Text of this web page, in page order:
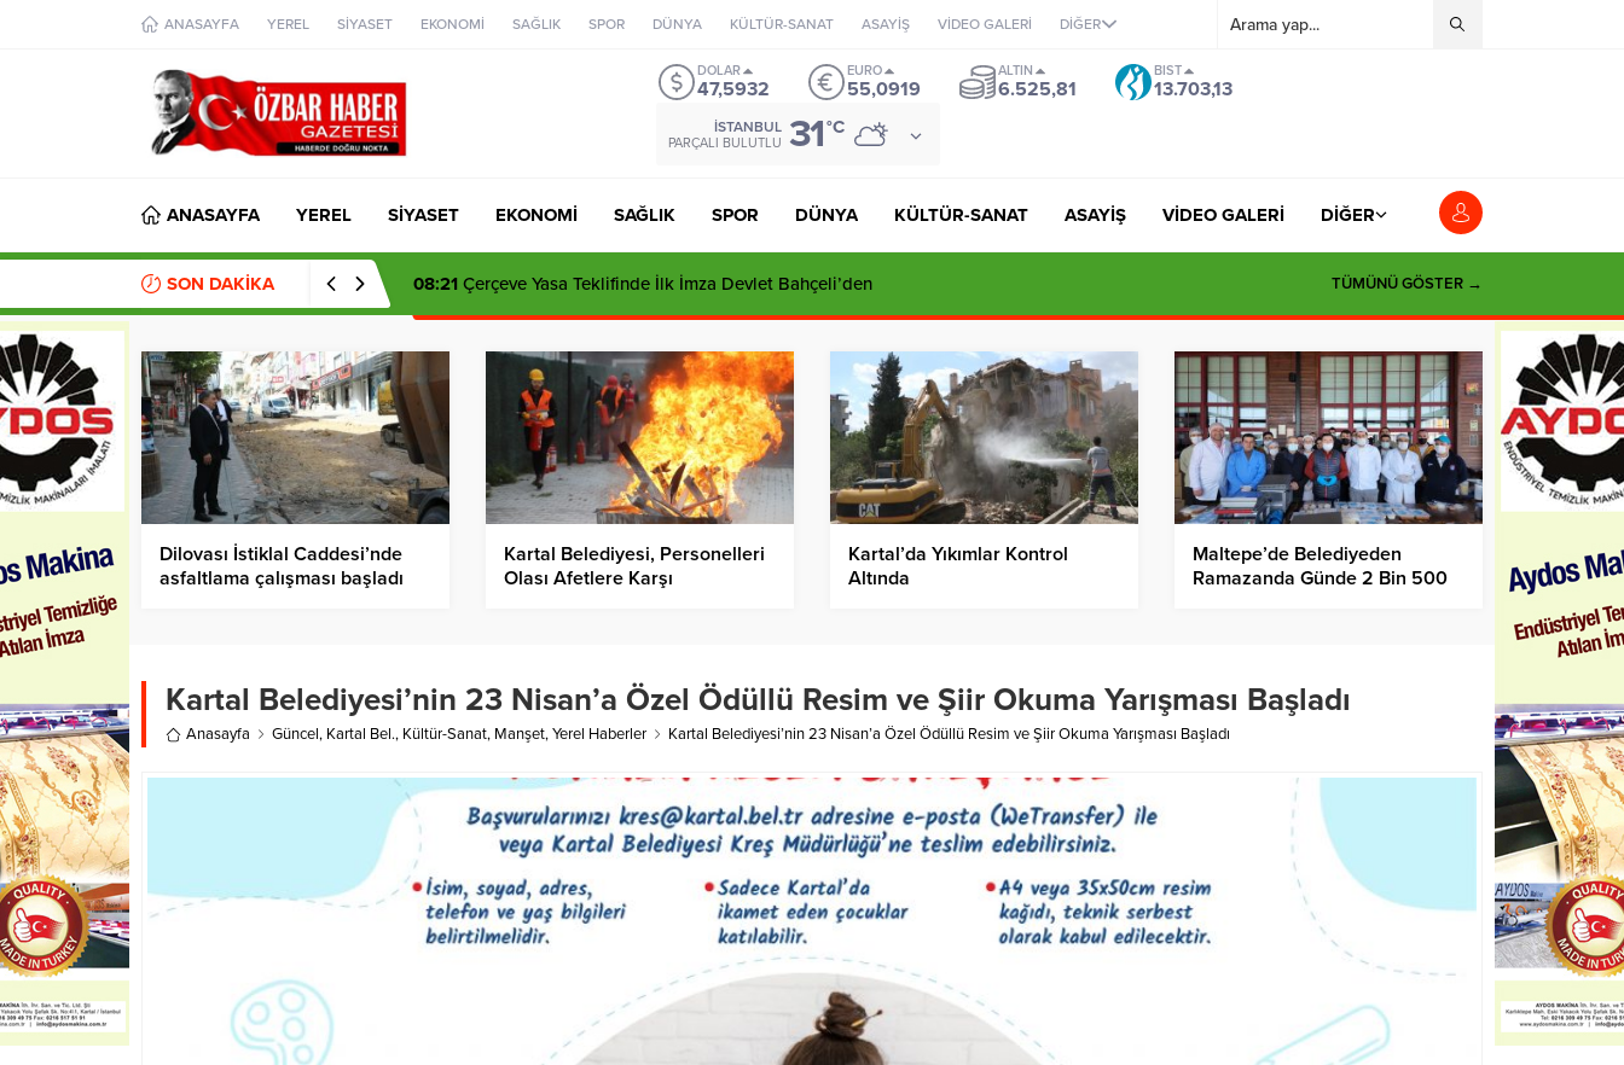
ANASAYFA YEREL SİYASET EKONOMİ SAĞLIK SPOR DÜNYA KÜLTÜR-SANAT ASAYİŞ VİDEO GALERİ DİĞER
DOLAR
47,5932
EURO
55,0919
ALTIN
6.525,81
BIST
13.703,13
İSTANBUL
PARÇALI BULUTLU 31°C
ANASAYFA YEREL SİYASET EKONOMİ SAĞLIK SPOR DÜNYA KÜLTÜR-SANAT ASAYİŞ VİDEO GALERİ DİĞER
SON DAKİKA 08:21 Çerçeve Yasa Teklifinde İlk İmza Devlet Bahçeli’den TÜMÜNÜ GÖSTER →
Dilovası İstiklal Caddesi’nde
asfaltlama çalışması başladı
Kartal Belediyesi, Personelleri
Olası Afetlere Karşı
Kartal’da Yıkımlar Kontrol
Altında
Maltepe’de Belediyeden
Ramazanda Günde 2 Bin 500
Kartal Belediyesi’nin 23 Nisan’a Özel Ödüllü Resim ve Şiir Okuma Yarışması Başladı
Anasayfa Güncel, Kartal Bel., Kültür-Sanat, Manşet,Yerel Haberler Kartal Belediyesi’nin 23 Nisan’a Özel Ödüllü Resim ve Şiir Okuma Yarışması Başladı